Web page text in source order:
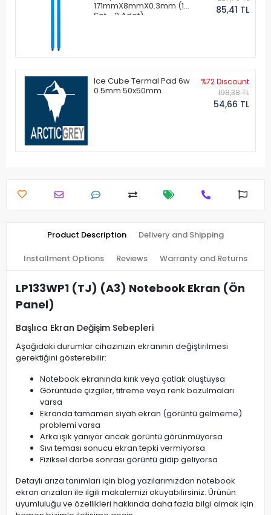
171mmX8mmX0.3mm (1
Set - 2 Adet)
85,41 TL
Ice Cube Termal Pad 6w
0.5mm 50x50mm
%72 Discount
198,38 TL
54,66 TL
Product Description Delivery and Shipping
Installment Options Reviews Warranty and Returns
LP133WP1 (TJ) (A3) Notebook Ekran (Ön
Panel)
Başlıca Ekran Değişim Sebepleri
Aşağıdaki durumlar cihazınızın ekranının değiştirilmesi
gerektiğini gösterebilir:
Notebook ekranında kırık veya çatlak oluştuysa
Görüntüde çizgiler, titreme veya renk bozulmaları
varsa
Ekranda tamamen siyah ekran (görüntü gelmeme)
problemi varsa
Arka ışık yanıyor ancak görüntü görünmüyorsa
Sıvı teması sonucu ekran tepki vermiyorsa
Fiziksel darbe sonrası görüntü gidip geliyorsa
Detaylı arıza tanımları için blog yazılarımızdan notebook
ekran arızaları ile ilgili makalemizi okuyabilirsiniz. Ürünün
uyumluluğu ve özellikleri hakkında daha fazla bilgi almak için